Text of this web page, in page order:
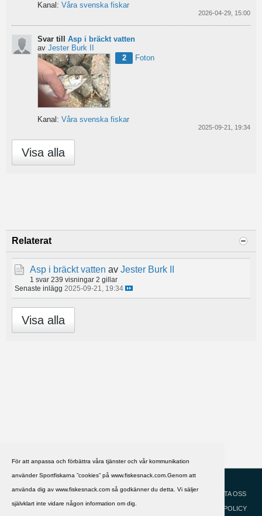
För att anpassa och förbättra våra tjänster och vår kommunikation
använder Sportfiskarna ”cookies” på www.fiskesnack.com.Genom att
använda dig av www.fiskesnack.com så godkänner du detta. Vi säljer
självklart inte vidare någon information om dig.
Kanal: Våra svenska fiskar
2026-04-29, 15:00
Svar till Asp i bräckt vatten
av Jester Burk II
2
Foton
Kanal: Våra svenska fiskar
2025-09-21, 19:34
Visa alla
Relaterat
Asp i bräckt vatten av Jester Burk II
1 svar 239 visningar 2 gillar
Senaste inlägg 2025-09-21, 19:34
Visa alla
HJÄLP
KONTAKTA OSS
COOKIEPOLICY